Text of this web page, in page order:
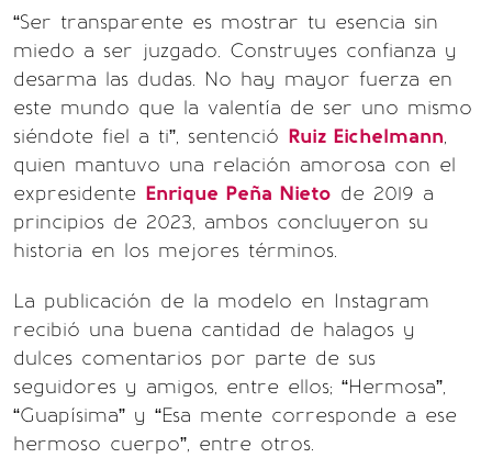
“Ser transparente es mostrar tu esencia sin
miedo a ser juzgado. Construyes confianza y
desarma las dudas. No hay mayor fuerza en
este mundo que la valentía de ser uno mismo
siéndote fiel a ti”, sentenció Ruiz Eichelmann,
quien mantuvo una relación amorosa con el
expresidente Enrique Peña Nieto de 2019 a
principios de 2023, ambos concluyeron su
historia en los mejores términos.
La publicación de la modelo en Instagram
recibió una buena cantidad de halagos y
dulces comentarios por parte de sus
seguidores y amigos, entre ellos; “Hermosa”,
“Guapísima” y “Esa mente corresponde a ese
hermoso cuerpo”, entre otros.